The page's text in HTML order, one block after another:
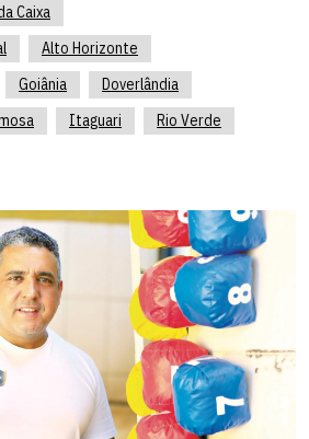
Caixa
Alto Horizonte
Goiânia
Doverlândia
Itaguari Rio Verde